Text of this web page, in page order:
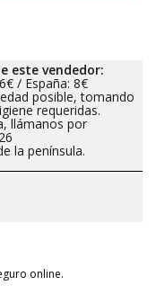
este vendedor:
/ España: 8€
posible, tomando
requeridas.
llámanos por
la península.
online.